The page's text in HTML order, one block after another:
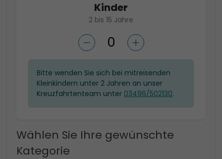
Kinder
2 bis 15 Jahre
Bitte wenden Sie sich bei mitreisenden
Kleinkindern unter 2 Jahren an unser
Kreuzfahrtenteam unter 03496/502130.
Wählen Sie Ihre gewünschte
Kategorie